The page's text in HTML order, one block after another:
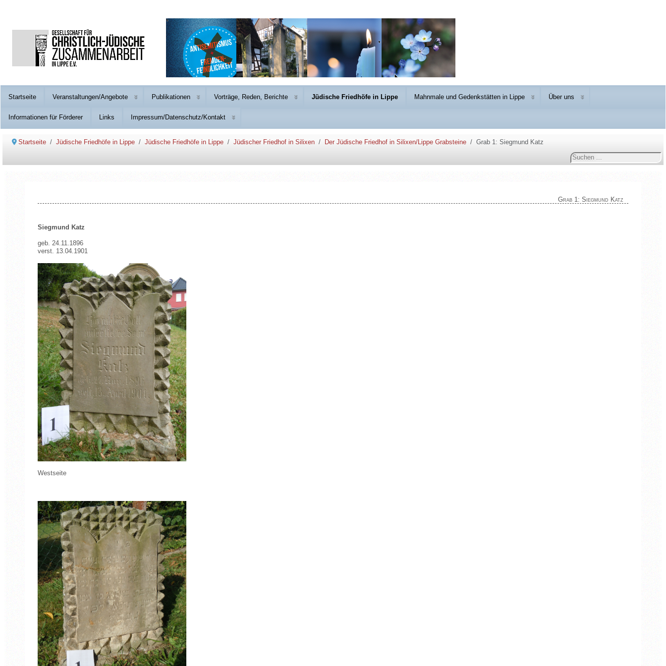
Startseite Veranstaltungen/Angebote Publikationen Vorträge, Reden, Berichte Jüdische Friedhöfe in Lippe Mahnmale und Gedenkstätten in Lippe Über uns
Informationen für Förderer Links Impressum/Datenschutz/Kontakt
Startseite Jüdische Friedhöfe in Lippe Jüdische Friedhöfe in Lippe Jüdischer Friedhof in Silixen Der Jüdische Friedhof in Silixen/Lippe Grabsteine
Grab 1: Siegmund Katz
Suchen
...
Grab 1: Siegmund Katz
Siegmund Katz
geb. 24.11.1896
verst. 13.04.1901
Westseite